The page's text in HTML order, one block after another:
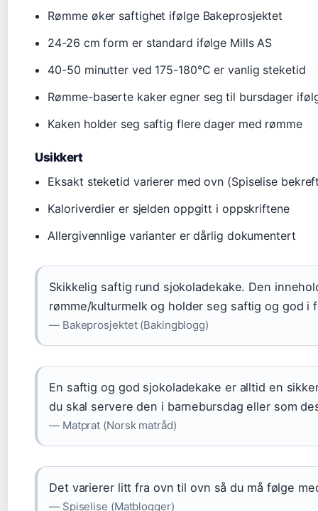
Rømme øker saftighet ifølge Bakeprosjektet
24-26 cm form er standard ifølge Mills AS
40-50 minutter ved 175-180°C er vanlig steketid
Rømme-baserte kaker egner seg til bursdager
Kaken holder seg saftig flere dager med rømme
Usikkert
Eksakt steketid varierer med ovn (Spiselise
Kaloriverdier er sjelden oppgitt i oppskriftene
Allergivennlige varianter er dårlig dokumentert
Skikkelig saftig rund sjokoladekake. Den
rømme/kulturmelk og holder seg saftig og god i
— Bakeprosjektet (Bakingblogg)
En saftig og god sjokoladekake er alltid en
du skal servere den i barnebursdag eller som
— Matprat (Norsk matråd)
Det varierer litt fra ovn til ovn så du må følge
— Spiselise (Matblogger)